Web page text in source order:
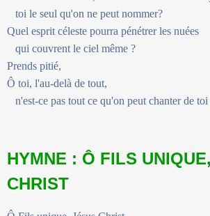
toi le seul qu'on ne peut nommer?
Quel esprit céleste pourra pénétrer les nuées
qui couvrent le ciel même ?
Prends pitié,
Ô toi, l'au-delà de tout,
n'est-ce pas tout ce qu'on peut chanter de toi
HYMNE : Ô FILS
CHRIST